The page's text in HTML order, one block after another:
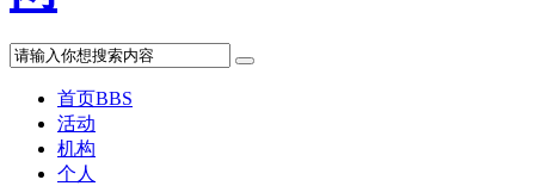
首页BBS
活动
机构
个人